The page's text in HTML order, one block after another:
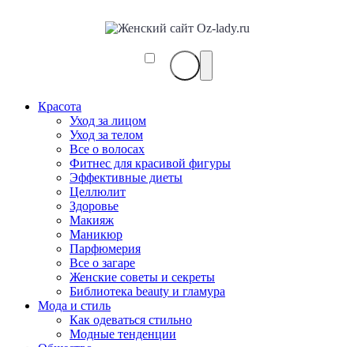
Красота
Уход за лицом
Уход за телом
Все о волосах
Фитнес для красивой фигуры
Эффективные диеты
Целлюлит
Здоровье
Макияж
Маникюр
Парфюмерия
Все о загаре
Женские советы и секреты
Библиотека beauty и гламура
Мода и стиль
Как одеваться стильно
Модные тенденции